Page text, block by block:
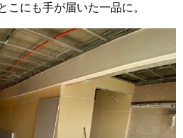
こにも手が届いた一品に。